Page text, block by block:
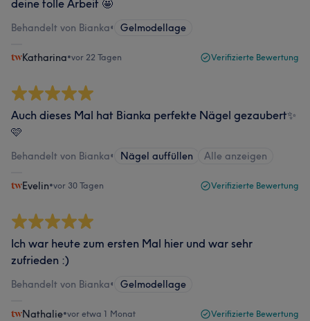
deine tolle Arbeit 🤩
Behandelt von Bianka• Gelmodellage
Katharina•vor 22 Tagen Verifizierte Bewertung
Auch dieses Mal hat Bianka perfekte Nägel gezaubert✨
🩷
Behandelt von Bianka• Nägel auffüllen Alle anzeigen
Evelin•vor 30 Tagen Verifizierte Bewertung
Ich war heute zum ersten Mal hier und war sehr
zufrieden :)
Behandelt von Bianka• Gelmodellage
Nathalie•vor etwa 1 Monat Verifizierte Bewertung